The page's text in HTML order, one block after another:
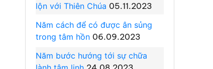
lộn với Thiên Chúa 05.11.2023
Năm cách để có được ân sủng
trong tâm hồn 06.09.2023
Năm bước hướng tới sự chữa